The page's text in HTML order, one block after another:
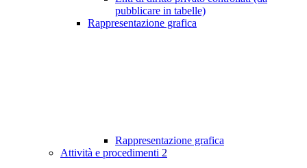
pubblicare in tabelle)
Rappresentazione grafica
Rappresentazione grafica
Attività e procedimenti 2